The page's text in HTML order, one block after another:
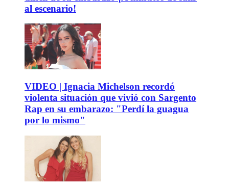
al escenario!
VIDEO | Ignacia Michelson recordó
violenta situación que vivió con Sargento
Rap en su embarazo: "Perdí la guagua
por lo mismo"